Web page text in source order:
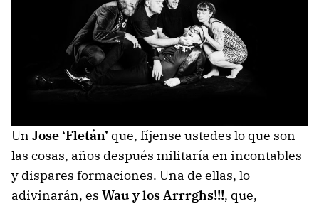
Un Jose ‘Fletán’ que, fíjense ustedes lo que son
las cosas, años después militaría en incontables
y dispares formaciones. Una de ellas, lo
adivinarán, es Wau y los Arrrghs!!!, que,